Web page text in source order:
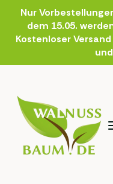
Nur
dem 15.05.
Kostenloser